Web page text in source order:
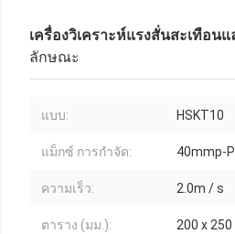
เครื่องวิเคราะห์แรงสั่นสะเทือ
ลักษณะ
แบบ: HSKT10
แม็กซ์ การกำจัด: 40mmp-P
ความเร็ว: 2.0m / s
ตาราง (มม.): 200 x 250